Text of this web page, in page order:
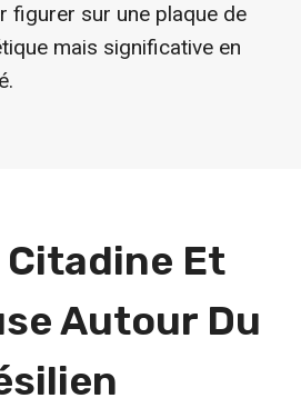
figurer sur une plaque de
mais significative en
Et
Autour Du